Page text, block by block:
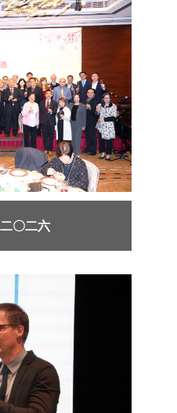
〇二六